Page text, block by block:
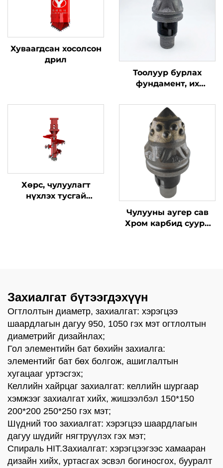
Хуваагдсан хосолсон
дрил
Тоолуур бурлах
фундамент, их
үзүүлэлтэй
булангийн цэцгүүд,
олон үндсэн бурлах
хэрэгsl
Хөрс, чулуулагт
нүхлэх тусгай
Чулууны аугер сав
Хром карбид суурь
Захиалгат бүтээгдэхүүн
Огтлолтын диаметр, захиалгат: хэрэгцээ
шаардлагын дагуу 950, 1050 гэх мэт огтлолтын
диаметрийг дизайнлах;
Гол элементийн бат бөхийн захиалга:
элементийг бат бөх болгож, ашиглалтын
хугацааг уртэсгэх;
Келлийн хайрцаг захиалгат: келлийн шургаар
хэмжээг захиалгат хийх, жишээлбэл 150*150
200*200 250*250 гэх мэт;
Шүдний тоо захиалгат: хэрэгцээ шаардлагын
дагуу шүдийг нягтруүлэх гэх мэт;
Спираль HIT.Захиалгат: хэрэгцээгээс хамааран
дизайн хийх, уртасгах эсвэл богиносгох, бууралт